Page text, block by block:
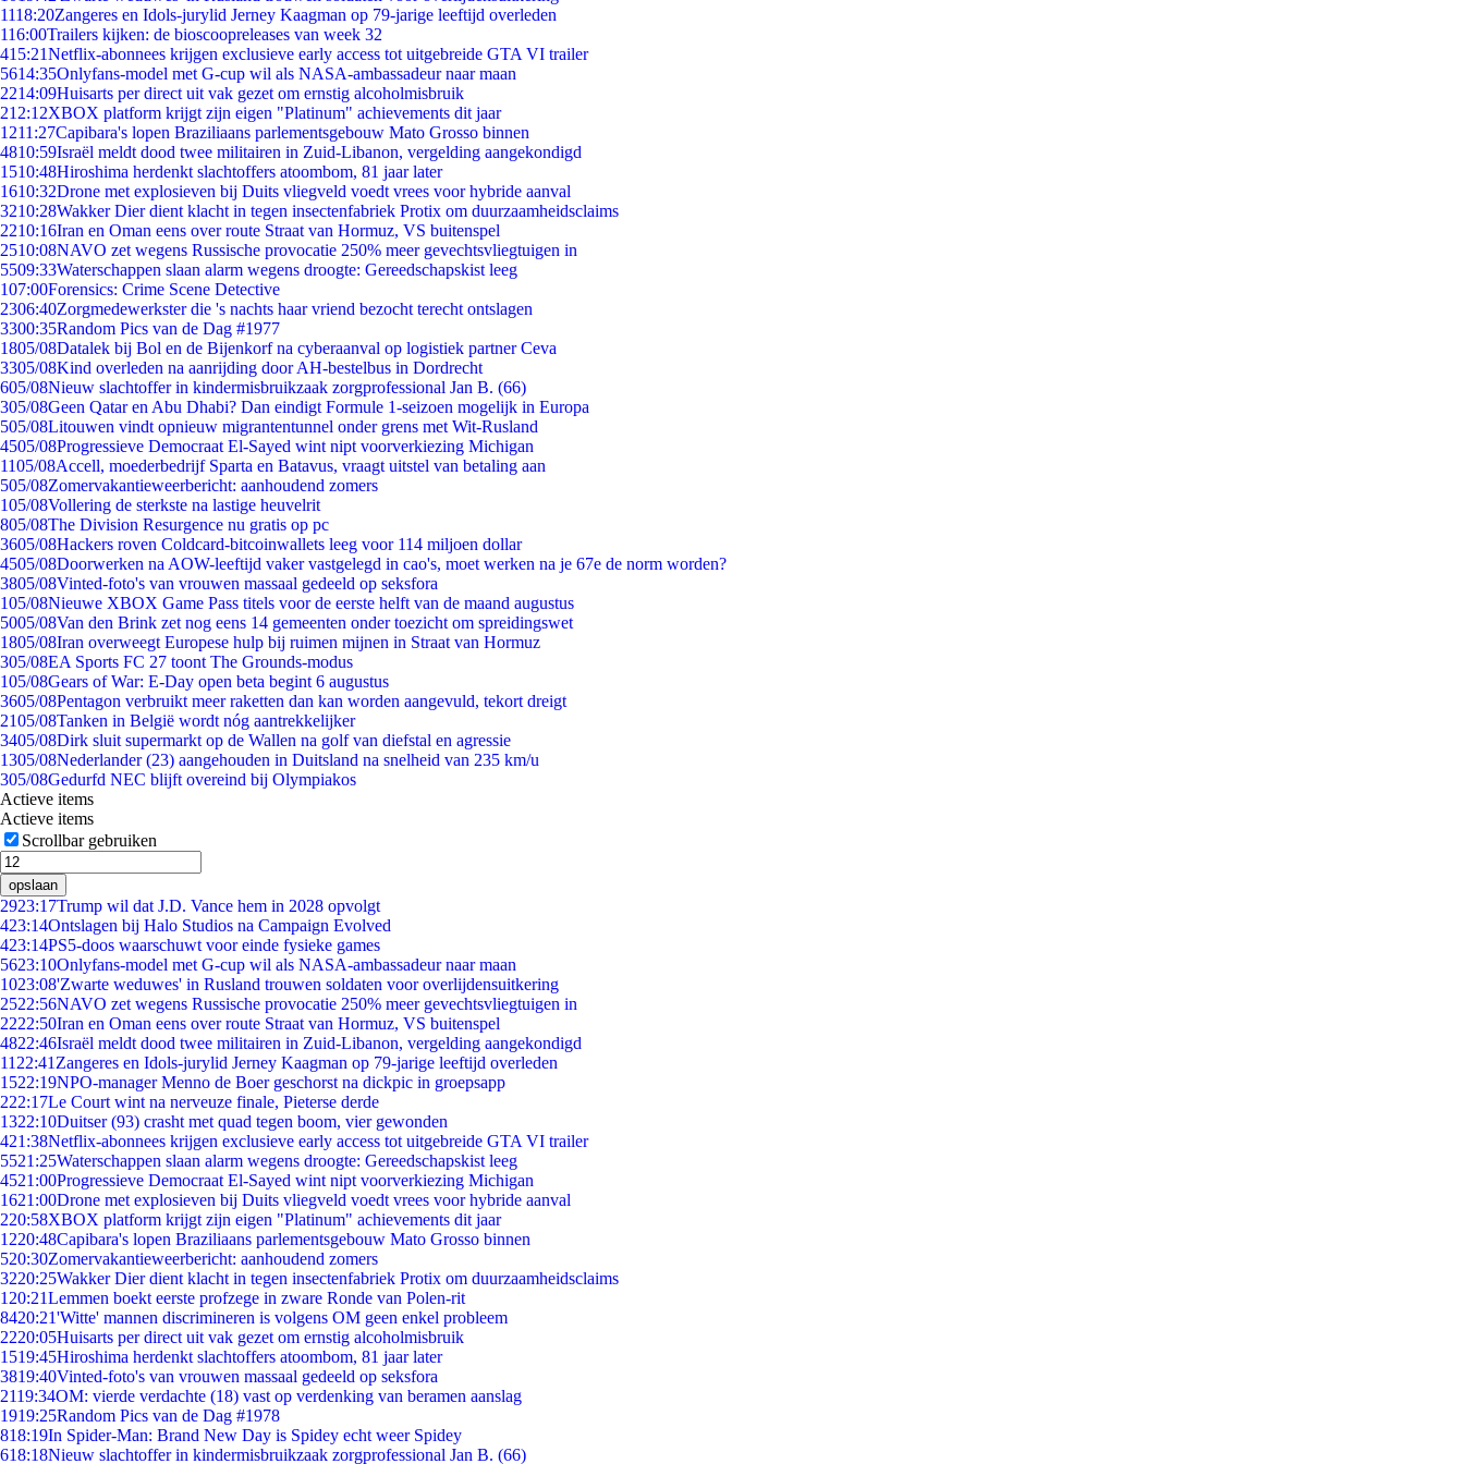
1118:20Zangeres en Idols-jurylid Jerney Kaagman op 79-jarige leeftijd overleden
116:00Trailers kijken: de bioscoopreleases van week 32
415:21Netflix-abonnees krijgen exclusieve early access tot uitgebreide GTA VI trailer
5614:35Onlyfans-model met G-cup wil als NASA-ambassadeur naar maan
2214:09Huisarts per direct uit vak gezet om ernstig alcoholmisbruik
212:12XBOX platform krijgt zijn eigen "Platinum" achievements dit jaar
1211:27Capibara's lopen Braziliaans parlementsgebouw Mato Grosso binnen
4810:59Israël meldt dood twee militairen in Zuid-Libanon, vergelding aangekondigd
1510:48Hiroshima herdenkt slachtoffers atoombom, 81 jaar later
1610:32Drone met explosieven bij Duits vliegveld voedt vrees voor hybride aanval
3210:28Wakker Dier dient klacht in tegen insectenfabriek Protix om duurzaamheidsclaims
2210:16Iran en Oman eens over route Straat van Hormuz, VS buitenspel
2510:08NAVO zet wegens Russische provocatie 250% meer gevechtsvliegtuigen in
5509:33Waterschappen slaan alarm wegens droogte: Gereedschapskist leeg
107:00Forensics: Crime Scene Detective
2306:40Zorgmedewerkster die 's nachts haar vriend bezocht terecht ontslagen
3300:35Random Pics van de Dag #1977
1805/08Datalek bij Bol en de Bijenkorf na cyberaanval op logistiek partner Ceva
3305/08Kind overleden na aanrijding door AH-bestelbus in Dordrecht
605/08Nieuw slachtoffer in kindermisbruikzaak zorgprofessional Jan B. (66)
305/08Geen Qatar en Abu Dhabi? Dan eindigt Formule 1-seizoen mogelijk in Europa
505/08Litouwen vindt opnieuw migrantentunnel onder grens met Wit-Rusland
4505/08Progressieve Democraat El-Sayed wint nipt voorverkiezing Michigan
1105/08Accell, moederbedrijf Sparta en Batavus, vraagt uitstel van betaling aan
505/08Zomervakantieweerbericht: aanhoudend zomers
105/08Vollering de sterkste na lastige heuvelrit
805/08The Division Resurgence nu gratis op pc
3605/08Hackers roven Coldcard-bitcoinwallets leeg voor 114 miljoen dollar
4505/08Doorwerken na AOW-leeftijd vaker vastgelegd in cao's, moet werken na je 67e de norm worden?
3805/08Vinted-foto's van vrouwen massaal gedeeld op seksfora
105/08Nieuwe XBOX Game Pass titels voor de eerste helft van de maand augustus
5005/08Van den Brink zet nog eens 14 gemeenten onder toezicht om spreidingswet
1805/08Iran overweegt Europese hulp bij ruimen mijnen in Straat van Hormuz
305/08EA Sports FC 27 toont The Grounds-modus
105/08Gears of War: E-Day open beta begint 6 augustus
3605/08Pentagon verbruikt meer raketten dan kan worden aangevuld, tekort dreigt
2105/08Tanken in België wordt nóg aantrekkelijker
3405/08Dirk sluit supermarkt op de Wallen na golf van diefstal en agressie
1305/08Nederlander (23) aangehouden in Duitsland na snelheid van 235 km/u
305/08Gedurfd NEC blijft overeind bij Olympiakos
Actieve items
Actieve items
Scrollbar gebruiken
opslaan
2923:17Trump wil dat J.D. Vance hem in 2028 opvolgt
423:14Ontslagen bij Halo Studios na Campaign Evolved
423:14PS5-doos waarschuwt voor einde fysieke games
5623:10Onlyfans-model met G-cup wil als NASA-ambassadeur naar maan
1023:08'Zwarte weduwes' in Rusland trouwen soldaten voor overlijdensuitkering
2522:56NAVO zet wegens Russische provocatie 250% meer gevechtsvliegtuigen in
2222:50Iran en Oman eens over route Straat van Hormuz, VS buitenspel
4822:46Israël meldt dood twee militairen in Zuid-Libanon, vergelding aangekondigd
11 22:41 Zangeres en Idols-jurylid Jerney Kaagman op 79-jarige leeftijd overleden
1522:19NPO-manager Menno de Boer geschorst na dickpic in groepsapp
222:17Le Court wint na nerveuze finale, Pieterse derde
1322:10Duitser (93) crasht met quad tegen boom, vier gewonden
421:38Netflix-abonnees krijgen exclusieve early access tot uitgebreide GTA VI trailer
5521:25Waterschappen slaan alarm wegens droogte: Gereedschapskist leeg
4521:00Progressieve Democraat El-Sayed wint nipt voorverkiezing Michigan
1621:00Drone met explosieven bij Duits vliegveld voedt vrees voor hybride aanval
220:58XBOX platform krijgt zijn eigen "Platinum" achievements dit jaar
1220:48Capibara's lopen Braziliaans parlementsgebouw Mato Grosso binnen
520:30Zomervakantieweerbericht: aanhoudend zomers
3220:25Wakker Dier dient klacht in tegen insectenfabriek Protix om duurzaamheidsclaims
1 20:21Lemmen boekt eerste profzege in zware Ronde van Polen-rit
8420:21'Witte' mannen discrimineren is volgens OM geen enkel probleem
2220:05Huisarts per direct uit vak gezet om ernstig alcoholmisbruik
1519:45Hiroshima herdenkt slachtoffers atoombom, 81 jaar later
3819:40Vinted-foto's van vrouwen massaal gedeeld op seksfora
2119:34OM: vierde verdachte (18) vast op verdenking van beramen aanslag
1919:25Random Pics van de Dag #1978
818:19In Spider-Man: Brand New Day is Spidey echt weer Spidey
618:18Nieuw slachtoffer in kindermisbruikzaak zorgprofessional Jan B. (66)